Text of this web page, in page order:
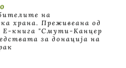
на
храна. Преживеана од
E-книга "Смути-Канцер
за донација на